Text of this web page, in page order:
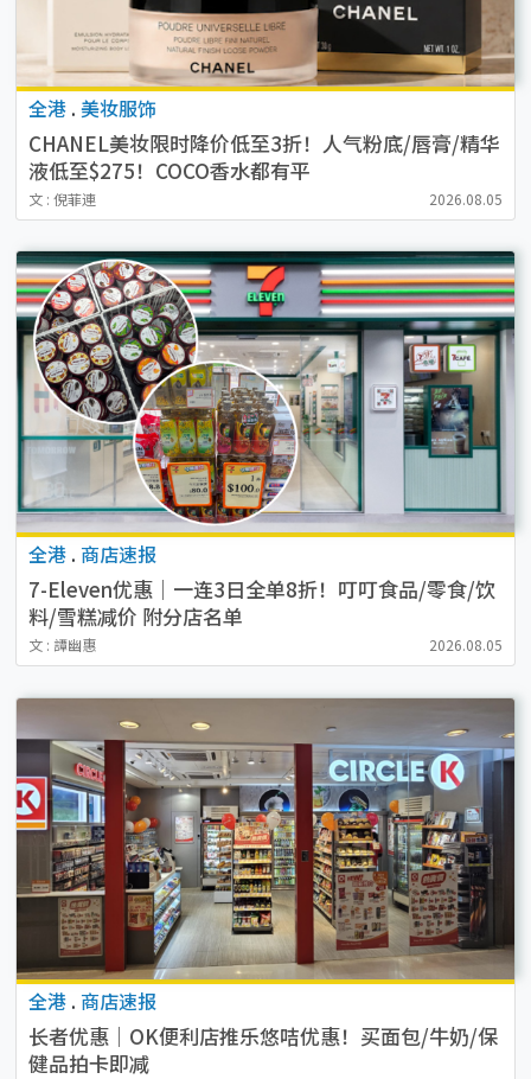
全港 . 美妆服饰
CHANEL美妆限时降价低至3折！人气粉底/唇膏/精华
液低至$275！COCO香水都有平
文 : 倪菲連 2026.08.05
全港 . 商店速报
7-Eleven优惠｜一连3日全单8折！叮叮食品/零食/饮
料/雪糕减价 附分店名单
文 : 譚幽惠 2026.08.05
全港 . 商店速报
长者优惠｜OK便利店推乐悠咭优惠！买面包/牛奶/保
健品拍卡即减